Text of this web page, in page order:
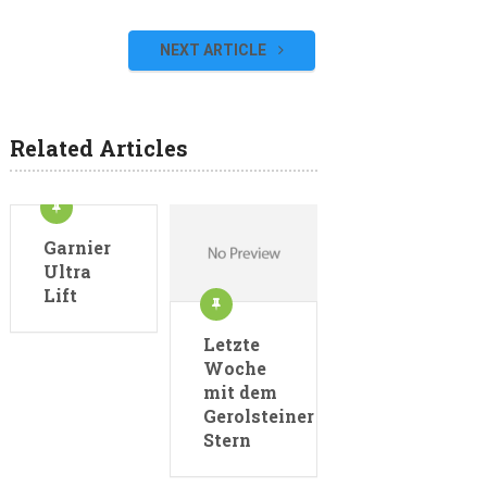
NEXT ARTICLE
Related Articles
Garnier
Ultra
Lift
Letzte
Woche
mit dem
Gerolsteiner
Stern